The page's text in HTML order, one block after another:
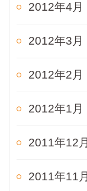
2012年4月
2012年3月
2012年2月
2012年1月
2011年12月
2011年11月